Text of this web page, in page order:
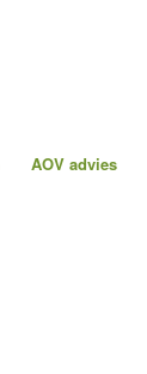
AOV advies